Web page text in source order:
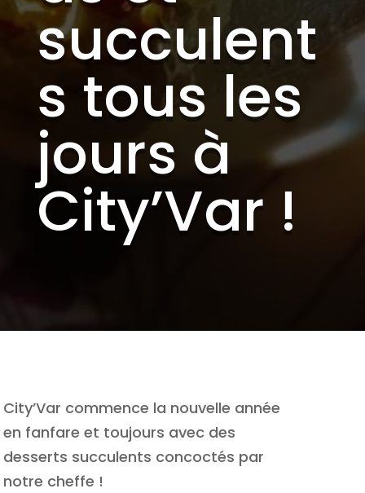
succulent
s tous les
jours à
City’Var !
City’Var commence la nouvelle année
en fanfare et toujours avec des
desserts succulents concoctés par
notre cheffe !